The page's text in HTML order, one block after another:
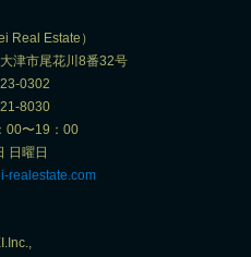
Real Estate）
津市尾花川8番32号
0302
521-8030
00〜19：00
日曜日
realestate.com